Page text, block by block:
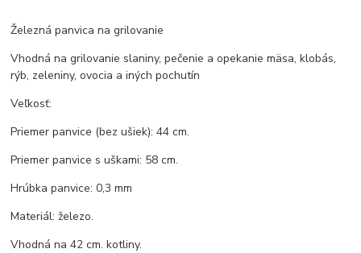
Železná panvica na grilovanie
Vhodná na grilovanie slaniny, pečenie a opekanie mäsa, klobás,
rýb, zeleniny, ovocia a iných pochutín
Veľkosť:
Priemer panvice (bez ušiek): 44 cm.
Priemer panvice s uškami: 58 cm.
Hrúbka panvice: 0,3 mm
Materiál: železo.
Vhodná na 42 cm. kotliny.